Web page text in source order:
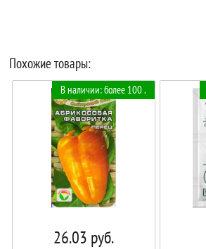
Похожие товары:
В наличии: более 100 .
26.03 руб.